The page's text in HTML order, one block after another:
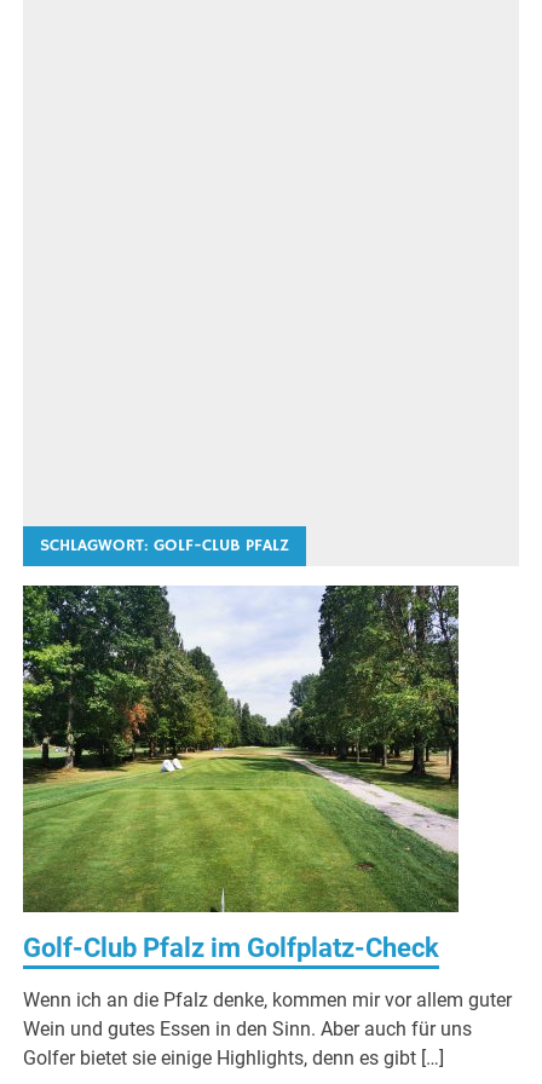
SCHLAGWORT:GOLF-CLUB PFALZ
Golf-Club Pfalz im Golfplatz-Check
Wenn ich an die Pfalz denke, kommen mir vor allem guter
Wein und gutes Essen in den Sinn. Aber auch für uns
Golfer bietet sie einige Highlights, denn es gibt […]